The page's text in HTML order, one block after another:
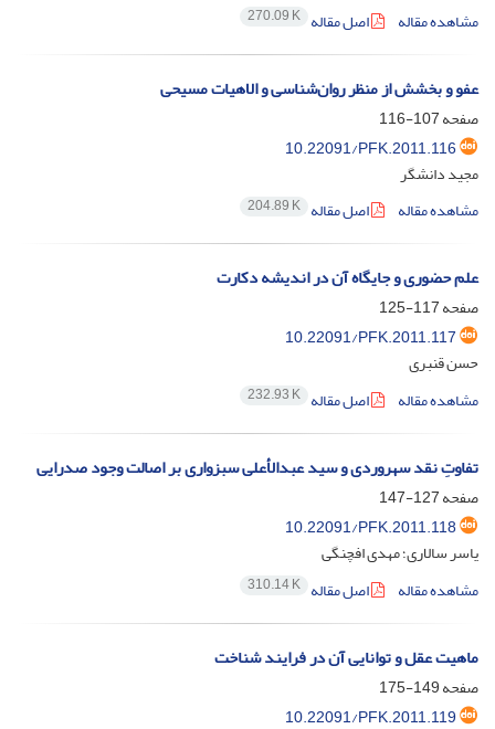
مشاهده مقاله
اصل مقاله 270.09 K
عفو و بخشش از منظر روان‌شناسی و الاهیات مسیحی
صفحه107-116
10.22091/PFK.2011.116
مجید دانشگر
مشاهده مقاله
اصل مقاله 204.89 K
علم حضوری و جایگاه آن در اندیشه دکارت
صفحه117-125
10.22091/PFK.2011.117
حسن قنبری
مشاهده مقاله
اصل مقاله 232.93 K
تفاوتِ نقد سهروردی و سید عبدالأعلی سبزواری بر اصالت وجود صدرایی
صفحه127-147
10.22091/PFK.2011.118
یاسر سالاری؛ مهدی افچنگی
مشاهده مقاله
اصل مقاله 310.14 K
ماهیت عقل و توانایی آن در فرایند شناخت
صفحه149-175
10.22091/PFK.2011.119